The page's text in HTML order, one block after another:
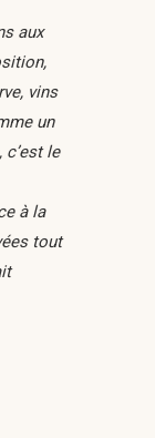
aux
vins
un
le
à la
tout